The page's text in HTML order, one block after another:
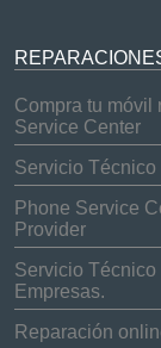
Compra tu móvil
Service Center
Servicio Técnico
Phone Service
Provider
Servicio
Empresas.
Reparación